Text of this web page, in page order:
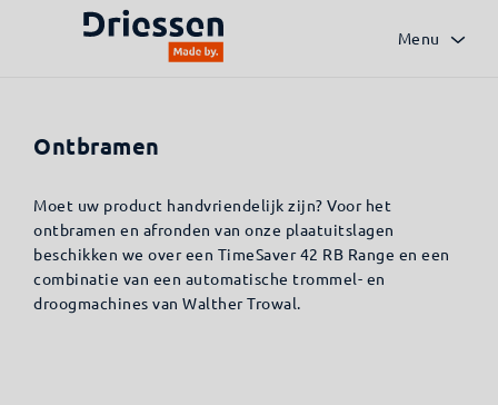
Menu
Alle technieken Laserlassen Mechanische
Ontbramen
Moet uw product handvriendelijk zijn? Voor het
ontbramen en afronden van onze plaatuitslagen
beschikken we over een TimeSaver 42 RB Range en een
combinatie van een automatische trommel- en
droogmachines van Walther Trowal.